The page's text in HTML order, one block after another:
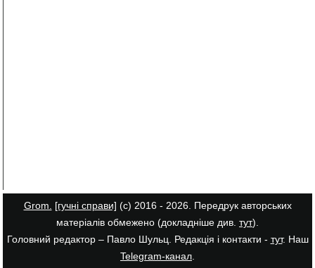
Grom. [гучні справи] (с) 2016 - 2026. Передрук авторських
матеріалів обмежено (докладніше див. тут).
Головний редактор – Павло Шульц. Редакція і контакти - тут. Наш
Telegram-канал